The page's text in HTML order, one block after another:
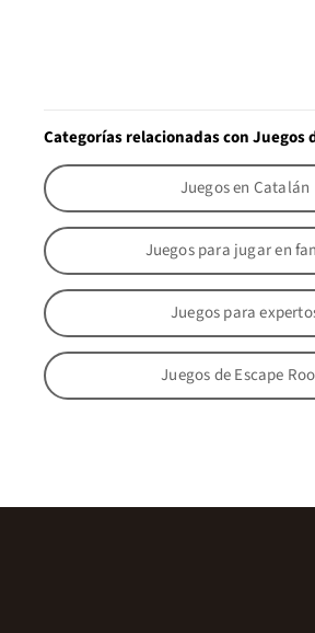
Categorías relacionadas con Juegos
Juegos en Catalán
Juegos para jugar en
Juegos para
Juegos de Escape